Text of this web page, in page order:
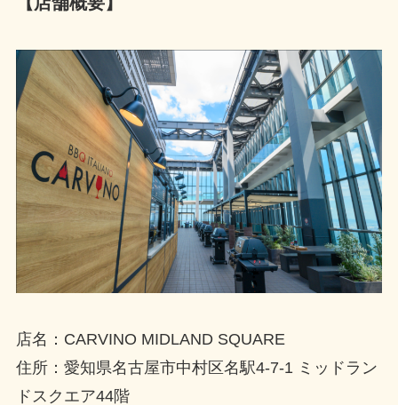
店名：CARVINO MIDLAND SQUARE
住所：愛知県名古屋市中村区名駅4-7-1 ミッドラン
ドスクエア44階